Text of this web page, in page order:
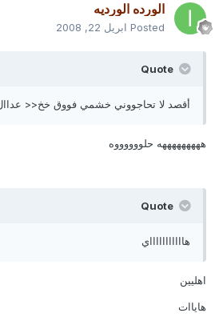
الورده الورديه
Posted ابريل 22, 2008
أقصد لا تحاجووني خشمي فووق خخ<< عداال
هههههههههه حلووووووه
هاااااااااااي
اهليين
هاياات